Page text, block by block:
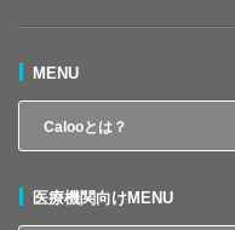
MENU
Calooとは？
医療機関向けMENU